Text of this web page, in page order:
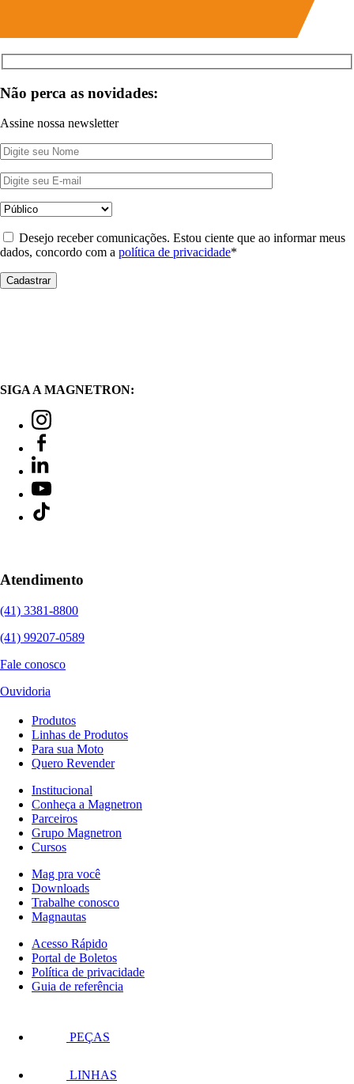
Não perca as novidades:
Assine nossa newsletter
Desejo receber comunicações. Estou ciente que ao informar meus
dados, concordo com a política de privacidade*
SIGA A MAGNETRON:
Atendimento
(41) 3381-8800
(41) 99207-0589
Fale conosco
Ouvidoria
Produtos
Linhas de Produtos
Para sua Moto
Quero Revender
Institucional
Conheça a Magnetron
Parceiros
Grupo Magnetron
Cursos
Mag pra você
Downloads
Trabalhe conosco
Magnautas
Acesso Rápido
Portal de Boletos
Política de privacidade
Guia de referência
PEÇAS
LINHAS